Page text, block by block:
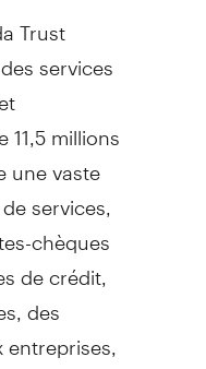
Trust
services
millions
une vaste
services,
chèques
de crédit,
des